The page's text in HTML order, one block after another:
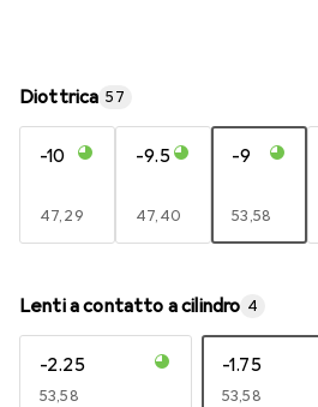
Diottrica 57
-10
EUR
47,29
-9.5
EUR
47,40
-9
EUR
53,58
Lenti a contatto a cilindro 4
-2.25
EUR
53,58
-1.75
EUR
53,58